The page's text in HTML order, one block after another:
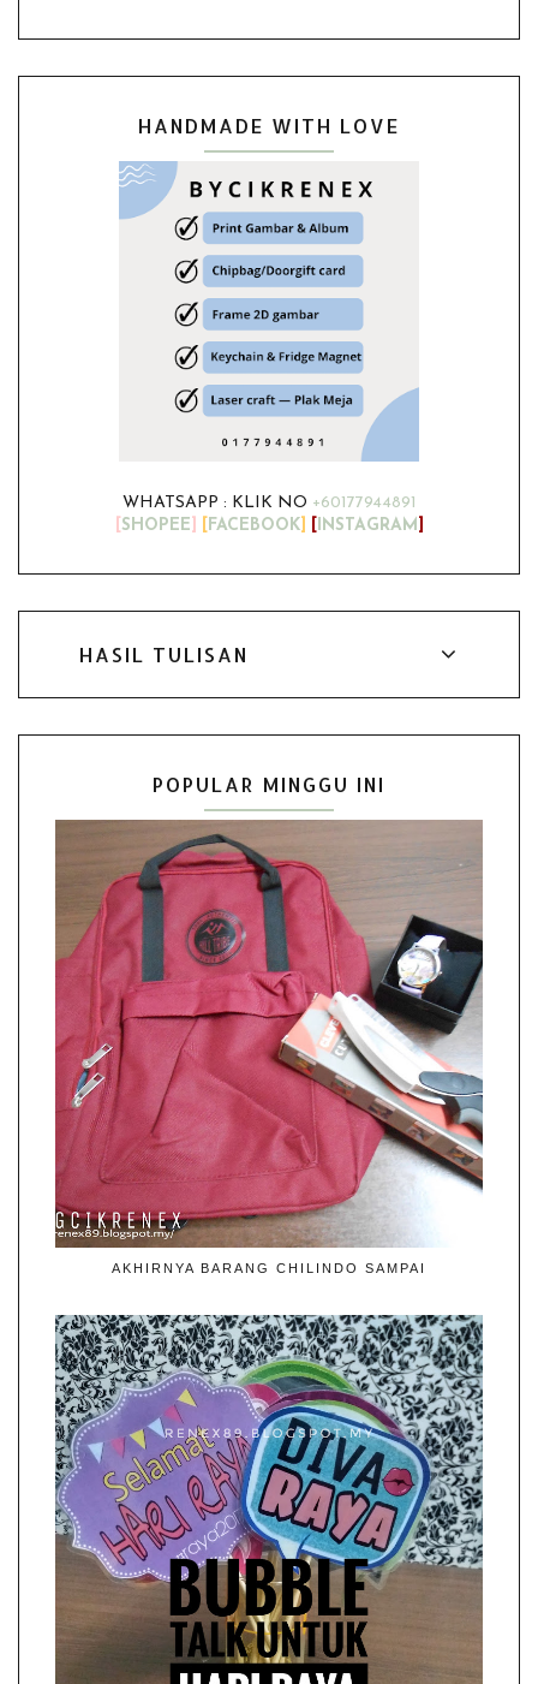
HANDMADE WITH LOVE
WHATSAPP : KLIK NO +60177944891
[SHOPEE] [FACEBOOK] [INSTAGRAM]
HASIL TULISAN
POPULAR MINGGU INI
AKHIRNYA BARANG CHILINDO SAMPAI